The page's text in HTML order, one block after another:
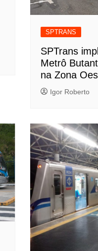
SPTRANS
SPTrans
Metrô
na Zona
Igor Roberto